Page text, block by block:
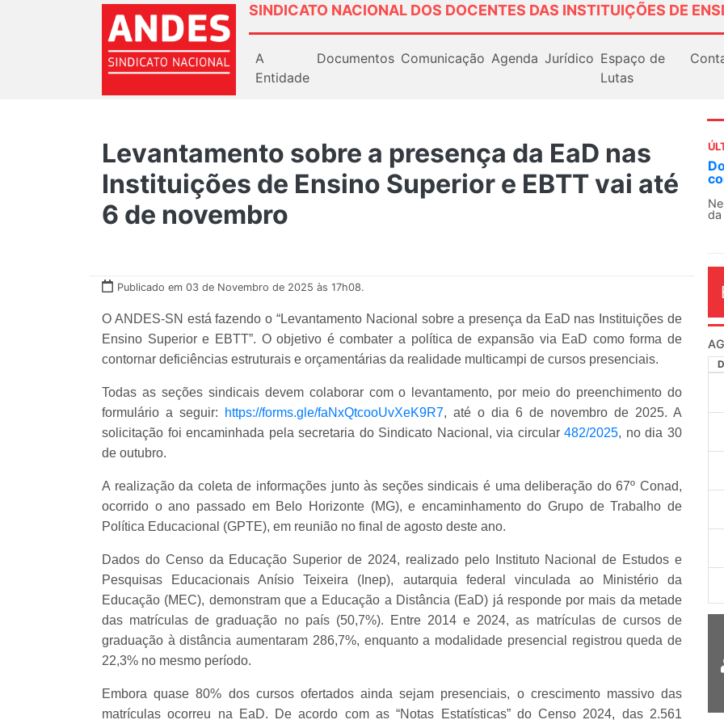
SINDICATO NACIONAL DOS DOCENTES DAS INSTITUIÇÕES DE
A
Entidade
Documentos Comunicação Agenda Jurídico Espaço de
Lutas
Levantamento sobre a presença da EaD nas
Instituições de Ensino Superior e EBTT vai até
6 de novembro
Publicado em 03 de Novembro de 2025 às 17h08.
O ANDES-SN está fazendo o “Levantamento Nacional sobre a presença da EaD nas Instituições de
Ensino Superior e EBTT”. O objetivo é combater a política de expansão via EaD como forma de
contornar deficiências estruturais e orçamentárias da realidade multicampi de cursos presenciais.
Todas as seções sindicais devem colaborar com o levantamento, por meio do preenchimento do
formulário a seguir:
https://forms.gle/faNxQtcooUvXeK9R7, até o dia 6 de novembro de 2025. A
solicitação foi encaminhada pela secretaria do Sindicato Nacional, via circular482/2025, no dia 30
de outubro.
A realização da coleta de informações junto às seções sindicais é uma deliberação do 67º Conad,
ocorrido o ano passado em Belo Horizonte (MG), e encaminhamento do Grupo de Trabalho de
Política Educacional (GPTE), em reunião no final de agosto deste ano.
Dados do Censo da Educação Superior de 2024, realizado pelo Instituto Nacional de Estudos e
Pesquisas Educacionais Anísio Teixeira (Inep), autarquia federal vinculada ao Ministério da
Educação (MEC), demonstram que a Educação a Distância (EaD) já responde por mais da metade
das matrículas de graduação no país (50,7%). Entre 2014 e 2024, as matrículas de cursos de
graduação à distância aumentaram 286,7%, enquanto a modalidade presencial registrou queda de
22,3% no mesmo período.
Embora quase 80% dos cursos ofertados ainda sejam presenciais, o crescimento massivo das
matrículas ocorreu na EaD. De acordo com as “Notas Estatísticas” do Censo 2024, das 2.561
Docentes paralisam novamente as
contra as políticas de Milei na
Nessa segunda-feira (3), sindicatos de
da educação superior e básica da